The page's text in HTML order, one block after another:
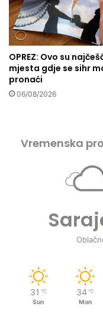
o
J
e
r
u
s
a
l
OPREZ: Ovo su
mjesta gdje se sihr
pronaći
06/08/2026
Vremenska
31 ℃
Sun
34 ℃
Mon